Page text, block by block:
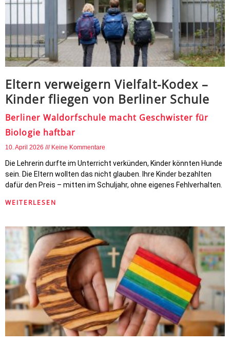
Eltern verweigern Vielfalt-Kodex –
Kinder fliegen von Berliner Schule
Berliner Waldorfschule macht Geschwister für
Biologie haftbar
10. April 2026 Keine Kommentare
Die Lehrerin durfte im Unterricht verkünden, Kinder könnten Hunde
sein. Die Eltern wollten das nicht glauben. Ihre Kinder bezahlten
dafür den Preis – mitten im Schuljahr, ohne eigenes Fehlverhalten.
WEITERLESEN